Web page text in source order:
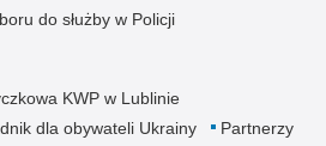
do służby w Policji
KWP w Lublinie
dla obywateli Ukrainy
Partnerzy